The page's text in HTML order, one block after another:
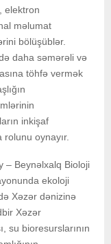
elektron
məlumat
bölüşüblər.
daha səmərəli və
töhfə vermək
inkişaf
oynayır.
– Beynəlxalq Bioloji
ekoloji
Xəzər dənizinə
Xəzər
su bioresurslarının